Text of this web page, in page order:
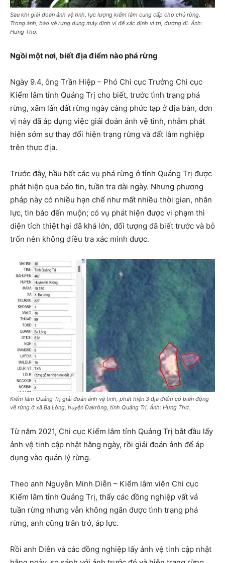
Sau khi giải đoán ảnh vệ tinh, lực lượng kiểm lâm cung cấp cho chủ rừng.
Trong ảnh, bảo vệ rừng dùng máy định vị để xác định vị trí, đường đi. Ảnh:
Hưng Thơ.
Ngồi một nơi, biết địa điểm nào phá rừng
Ngày 9.4, ông Trần Hiệp – Phó Chi cục Trưởng Chi cục
Kiểm lâm tỉnh Quảng Trị cho biết, trước tình trạng phá
rừng, xâm lấn đất rừng ngày càng phức tạp ở địa bàn, đơn
vị này đã áp dụng việc giải đoán ảnh vệ tinh, nhằm phát
hiện sớm sự thay đổi hiện trạng rừng và đất lâm nghiệp
trên thực địa.
Trước đây, hầu hết các vụ phá rừng ở tỉnh Quảng Trị được
phát hiện qua báo tin, tuần tra dài ngày. Nhưng phương
pháp này có nhiều hạn chế như mất nhiều thời gian, nhân
lực, tin báo đến muộn; có vụ phát hiện được vi phạm thì
diện tích thiệt hại đã khá lớn, đối tượng đã biết trước và bỏ
trốn nên không điều tra xác minh được.
Kiểm lâm Quảng Trị giải đoán ảnh vệ tinh, phát hiện 3 địa điểm có biến động
về rừng ở xã Ba Lòng, huyện Đakrông, tỉnh Quảng Trị. Ảnh: Hưng Thơ.
Từ năm 2021, Chi cục Kiểm lâm tỉnh Quảng Trị bắt đầu lấy
ảnh vệ tinh cập nhật hằng ngày, rồi giải đoán ảnh để áp
dụng vào quản lý rừng.
Theo anh Nguyễn Minh Diễn – Kiểm lâm viên Chi cục
Kiểm lâm tỉnh Quảng Trị, thấy các đồng nghiệp vất vả
tuần rừng nhưng vẫn không ngăn được tình trạng phá
rừng, anh cũng trăn trở, áp lực.
Rồi anh Diễn và các đồng nghiệp lấy ảnh vệ tinh cập nhật